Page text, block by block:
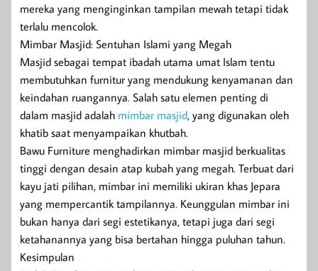
mereka yang menginginkan tampilan mewah tetapi tidak
terlalu mencolok.
Mimbar Masjid: Sentuhan Islami yang Megah
Masjid sebagai tempat ibadah utama umat Islam tentu
membutuhkan furnitur yang mendukung kenyamanan dan
keindahan ruangannya. Salah satu elemen penting di
dalam masjid adalah mimbar masjid, yang digunakan oleh
khatib saat menyampaikan khutbah.
Bawu Furniture menghadirkan mimbar masjid berkualitas
tinggi dengan desain atap kubah yang megah. Terbuat dari
kayu jati pilihan, mimbar ini memiliki ukiran khas Jepara
yang mempercantik tampilannya. Keunggulan mimbar ini
bukan hanya dari segi estetikanya, tetapi juga dari segi
ketahanannya yang bisa bertahan hingga puluhan tahun.
Kesimpulan